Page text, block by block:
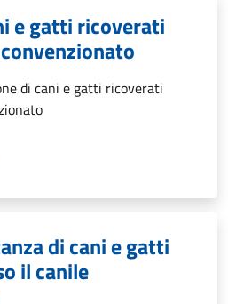
e gatti ricoverati
di cani e gatti ricoverati
di cani e gatti
il canile